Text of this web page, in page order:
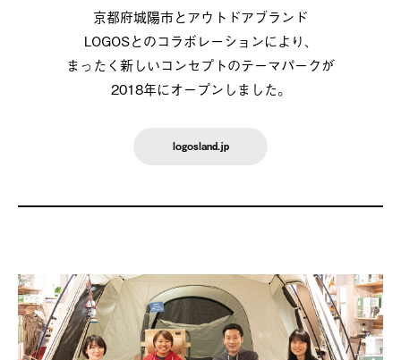
京都府城陽市とアウトドアブランド
LOGOSとのコラボレーションにより、
まったく新しいコンセプトのテーマパークが
2018年にオープンしました。
logosland.jp